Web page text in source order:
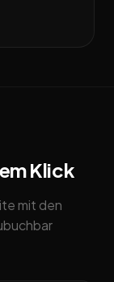
Klick
mit den